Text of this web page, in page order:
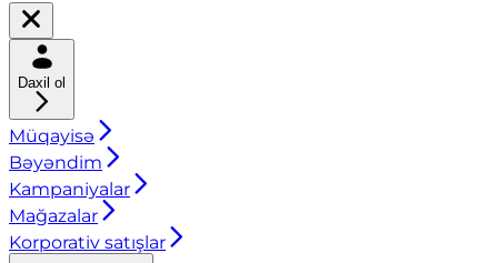
Daxil ol
Müqayisə
Bəyəndim
Kampaniyalar
Mağazalar
Korporativ satışlar